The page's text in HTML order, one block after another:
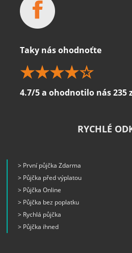
Taky nás ohodnoťte
4.7/5 a ohodnotilo nás 235
RYCHLÉ
> První půjčka Zdarma
> Půjčka před výplatou
> Půjčka Online
> Půjčka bez poplatku
> Rychlá půjčka
> Půjčka ihned